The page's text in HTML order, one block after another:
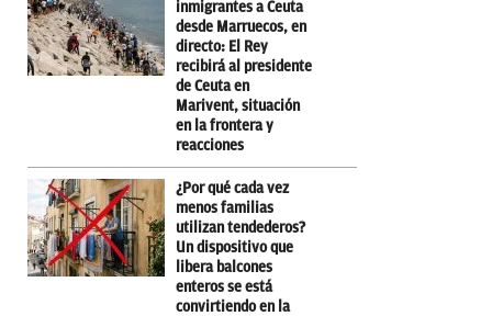
inmigrantes a Ceuta
desde Marruecos, en
directo: El Rey
recibirá al presidente
de Ceuta en
Marivent, situación
en la frontera y
reacciones
¿Por qué cada vez
menos familias
utilizan tendederos?
Un dispositivo que
libera balcones
enteros se está
convirtiendo en la